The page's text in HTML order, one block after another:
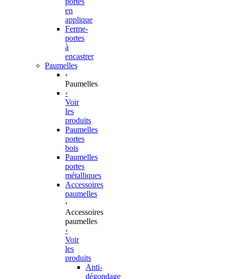
en
applique
Ferme-
portes
à
encastrer
Paumelles
‹
Paumelles
›
Voir
les
produits
Paumelles
portes
bois
Paumelles
portes
métalliques
Accessoires
paumelles
‹
Accessoires
paumelles
›
Voir
les
produits
Anti-
dégondage